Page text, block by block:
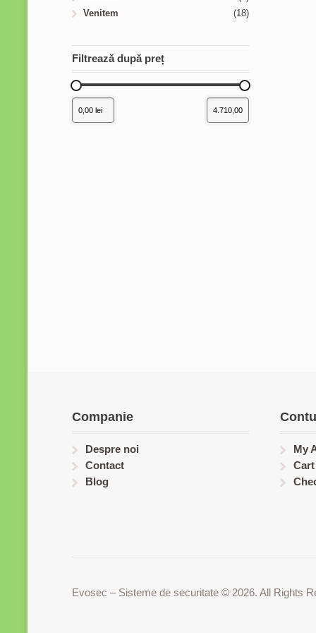
Venitem
(18)
Filtrează după preț
Companie
Despre noi
Contact
Blog
My
Cart
Evosec – Sisteme de securitate © 2026. All Rights